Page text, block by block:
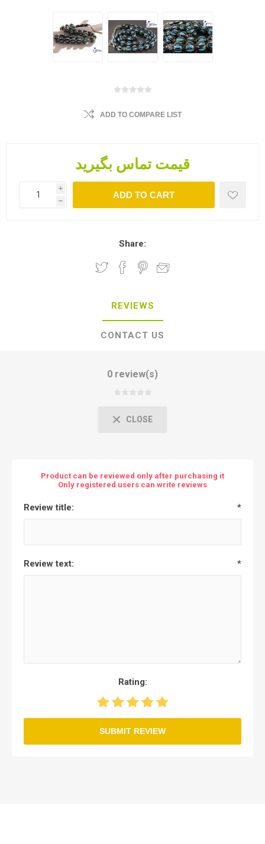
ADD TO COMPARE LIST
قیمت تماس بگیرید
i
h
ADD TO CART
Share:
REVIEWS
CONTACT US
0 review(s)
CLOSE
Product can be reviewed only after purchasing it
Only registered users can write reviews
Review title: *
Review text: *
Rating:
SUBMIT REVIEW